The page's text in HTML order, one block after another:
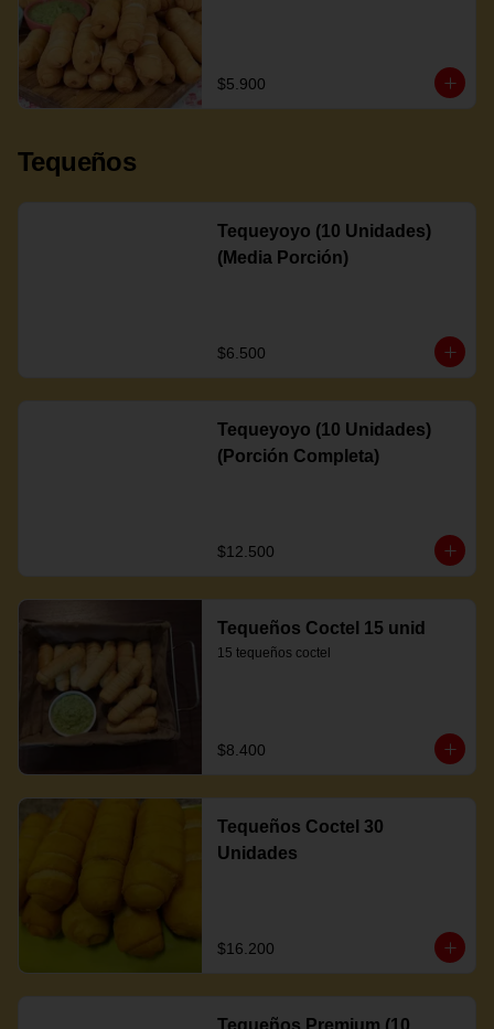
$5.900
Tequeños
Tequeyoyo (10 Unidades)
(Media Porción)
$6.500
Tequeyoyo (10 Unidades)
(Porción Completa)
$12.500
Tequeños Coctel 15 unid
15 tequeños coctel
$8.400
Tequeños Coctel 30
Unidades
$16.200
Tequeños Premium (10